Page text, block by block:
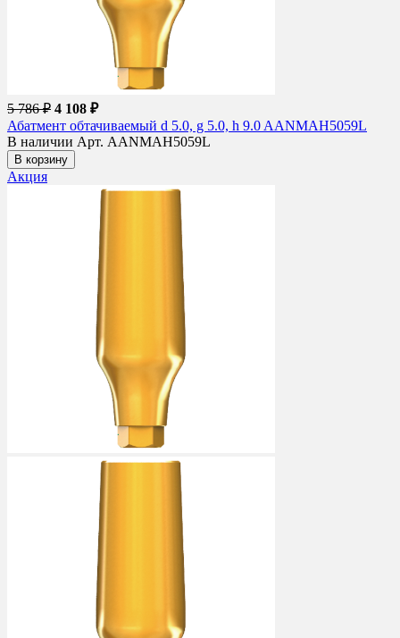
5 786 ₽ 4 108 ₽
Абатмент обтачиваемый d 5.0, g 5.0, h 9.0 AANMAH5059L
В наличии Арт. AANMAH5059L
В корзину
Акция